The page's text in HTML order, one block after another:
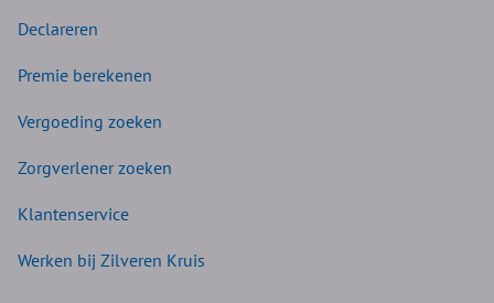
Declareren
Premie berekenen
Vergoeding zoeken
Zorgverlener zoeken
Klantenservice
Werken bij Zilveren Kruis